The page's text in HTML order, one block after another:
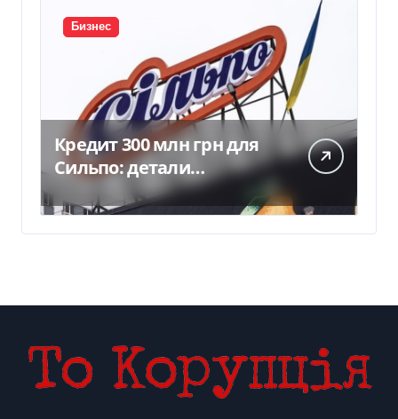
Бизнес
Кредит 300 млн грн для
Сильпо: детали
соглашения с
Ощадбанком